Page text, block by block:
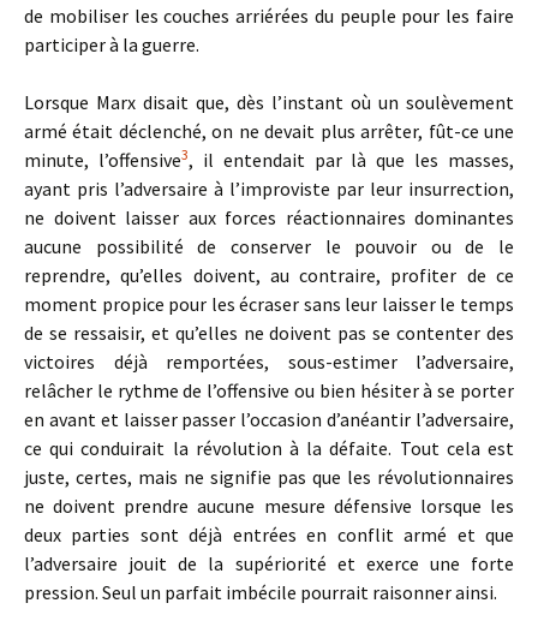
de mobiliser les couches arriérées du peuple pour les faire
participer à la guerre.
Lorsque Marx disait que, dès l’instant où un soulèvement
armé était déclenché, on ne devait plus arrêter, fût-ce une
minute, l’offensive3, il entendait par là que les masses,
ayant pris l’adversaire à l’improviste par leur insurrection,
ne doivent laisser aux forces réactionnaires dominantes
aucune possibilité de conserver le pouvoir ou de le
reprendre, qu’elles doivent, au contraire, profiter de ce
moment propice pour les écraser sans leur laisser le temps
de se ressaisir, et qu’elles ne doivent pas se contenter des
victoires déjà remportées, sous-estimer l’adversaire,
relâcher le rythme de l’offensive ou bien hésiter à se porter
en avant et laisser passer l’occasion d’anéantir l’adversaire,
ce qui conduirait la révolution à la défaite. Tout cela est
juste, certes, mais ne signifie pas que les révolutionnaires
ne doivent prendre aucune mesure défensive lorsque les
deux parties sont déjà entrées en conflit armé et que
l’adversaire jouit de la supériorité et exerce une forte
pression. Seul un parfait imbécile pourrait raisonner ainsi.